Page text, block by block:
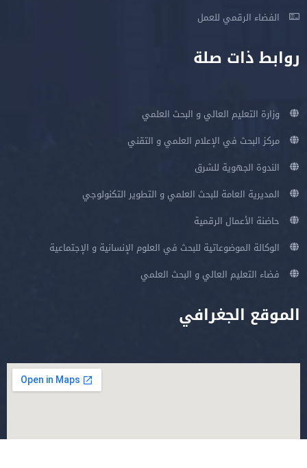
الفضاء الرقمي للعمل
روابط ذات صلة
وزارة التعليم العالي و البحث العلمي
مركز البحث في الإعلام العلمي و التقني
الندوة الجهوية للشرق
المديرية العامة للبحث العلمي و التطوير التكنولوجي
حاضنة الأعمال الرقمية
الوكالة الموضوعاتية للبحث في العلوم الإنسانية و الإجتماعية
فضاء التعليم العالي و البحث العلمي
الموقع الجغرافي